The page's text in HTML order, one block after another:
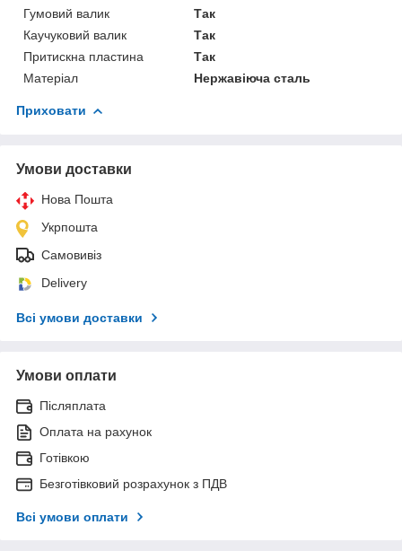
Гумовий валик
Так
Каучуковий валик
Так
Притискна пластина
Так
Матеріал
Нержавіюча сталь
Приховати
Умови доставки
Нова Пошта
Укрпошта
Самовивіз
Delivery
Всі умови доставки
Умови оплати
Післяплата
Оплата на рахунок
Готівкою
Безготівковий розрахунок з ПДВ
Всі умови оплати